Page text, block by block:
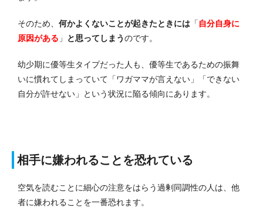
そのため、 何かよくないことが起きたときには 「 自分自身に
原因がある 」 と思ってしまうのです。
幼少期に優等生タイプだった人も、優等生であるための振舞
いに慣れてしまっていて「ワガママが言えない」「できない
自分が許せない」という状況に陥る傾向にあります。
相手に嫌われることを恐れている
空気を読むことに細心の注意をはらう過剰同調性の人は、他
者に嫌われることを一番恐れます。